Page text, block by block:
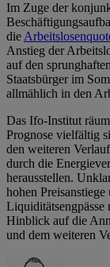
Im Zuge der
die
Anstieg der
auf den
Staatsbürger im
allmählich in den
Das Ifo-Institut
Prognose vielfältig
den weiteren
durch die
herausstellen.
hohen
Liquiditätsengpässe
Hinblick auf die
und dem weiteren